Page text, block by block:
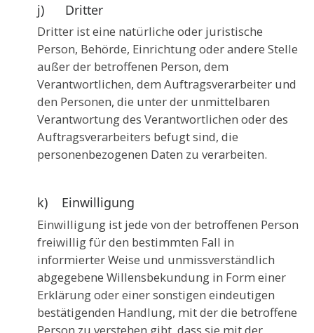
j) Dritter
Dritter ist eine natürliche oder juristische
Person, Behörde, Einrichtung oder andere Stelle
außer der betroffenen Person, dem
Verantwortlichen, dem Auftragsverarbeiter und
den Personen, die unter der unmittelbaren
Verantwortung des Verantwortlichen oder des
Auftragsverarbeiters befugt sind, die
personenbezogenen Daten zu verarbeiten.
k) Einwilligung
Einwilligung ist jede von der betroffenen Person
freiwillig für den bestimmten Fall in
informierter Weise und unmissverständlich
abgegebene Willensbekundung in Form einer
Erklärung oder einer sonstigen eindeutigen
bestätigenden Handlung, mit der die betroffene
Person zu verstehen gibt, dass sie mit der